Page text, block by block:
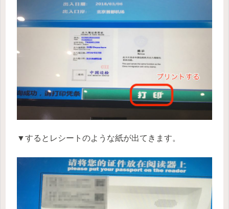
▼するとレシートのような紙が出てきます。